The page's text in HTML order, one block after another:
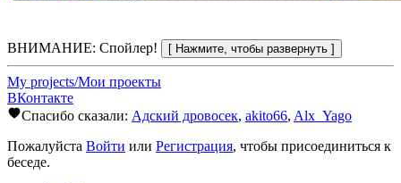
ВНИМАНИЕ: Спойлер!
My projects/Мои проекты
ВКонтакте
Спасибо сказали: Адский дровосек, akito66, Alx_Yago
Пожалуйста Войти или Регистрация, чтобы присоединиться к
беседе.